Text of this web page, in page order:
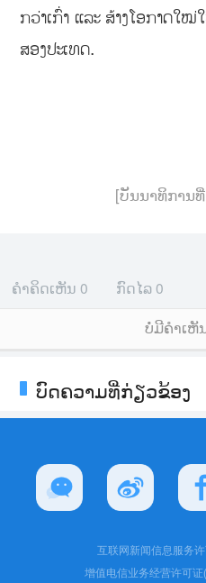
ກວ່າເກົ່າ ແລະ ສ້າງໂອກາດໃ
ສອງປະເທດ.
[ບັນນາທິການ
ຄຳຄິດເຫັນ 0 ກົດໄລ 0
ບໍ່ມີຄໍາເຫັ
ບົດຄວາມທີ່ກ່ຽວຂ້ອງ
互联网新闻信息服务
增值电信业务经营许可